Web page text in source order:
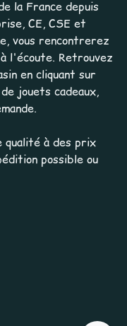
la France depuis
CE, CSE et
vous rencontrerez
l'écoute. Retrouvez
en cliquant sur
jouets cadeaux,
qualité à des prix
possible ou